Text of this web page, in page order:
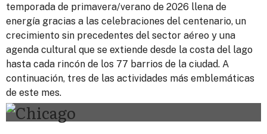
temporada de primavera/verano de 2026 llena de
energía gracias a las celebraciones del centenario, un
crecimiento sin precedentes del sector aéreo y una
agenda cultural que se extiende desde la costa del lago
hasta cada rincón de los 77 barrios de la ciudad. A
continuación, tres de las actividades más emblemáticas
de este mes.